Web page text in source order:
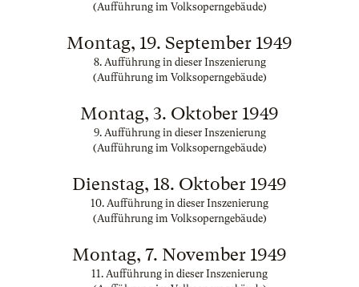
(Aufführung im Volksoperngebäude)
Montag, 19. September 1949
8. Aufführung in dieser Inszenierung
(Aufführung im Volksoperngebäude)
Montag, 3. Oktober 1949
9. Aufführung in dieser Inszenierung
(Aufführung im Volksoperngebäude)
Dienstag, 18. Oktober 1949
10. Aufführung in dieser Inszenierung
(Aufführung im Volksoperngebäude)
Montag, 7. November 1949
11. Aufführung in dieser Inszenierung